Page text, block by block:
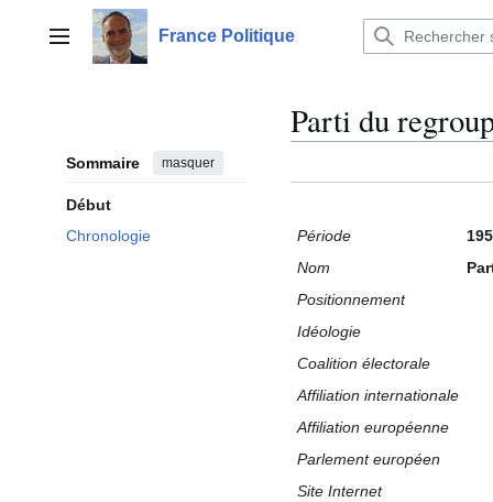
contenuMenu principalFrance Politique
Sommaire masquer
Début
Chronologie
Parti du
Période
Nom
Positionnement
Idéologie
Coalition électorale
Affiliation internationale
Affiliation européenne
Parlement européen
Site Internet